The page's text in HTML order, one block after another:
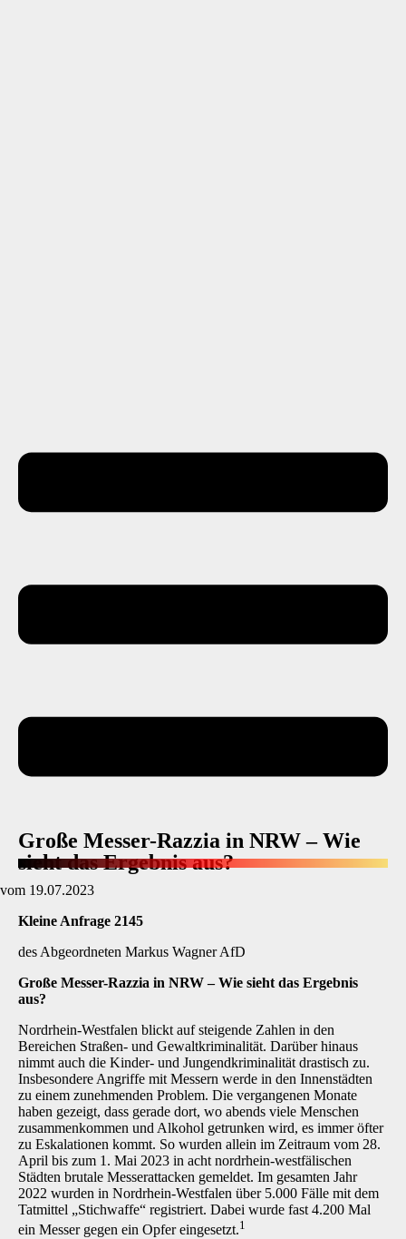
Große Messer-Razzia in NRW – Wie
sieht das Ergebnis aus?
vom 19.07.2023
Kleine Anfrage 2145
des Abgeordneten Markus Wagner AfD
Große Messer-Razzia in NRW–Wie sieht das Ergebnis
aus?
Nordrhein-Westfalen blickt auf steigende Zahlen in den
Bereichen Straßen- und Gewaltkriminalität. Darüber hinaus
nimmt auch die Kinder- und Jungendkriminalität drastisch zu.
Insbesondere Angriffe mit Messern werde in den Innenstädten
zu einem zunehmenden Problem. Die vergangenen Monate
haben gezeigt, dass gerade dort, wo abends viele Menschen
zusammenkommen und Alkohol getrunken wird, es immer öfter
zu Eskalationen kommt. So wurden allein im Zeitraum vom 28.
April bis zum 1. Mai 2023 in acht nordrhein-westfälischen
Städten brutale Messerattacken gemeldet. Im gesamten Jahr
2022 wurden in Nordrhein-Westfalen über 5.000 Fälle mit dem
Tatmittel „Stichwaffe“ registriert. Dabei wurde fast 4.200 Mal
ein Messer gegen ein Opfer eingesetzt.1